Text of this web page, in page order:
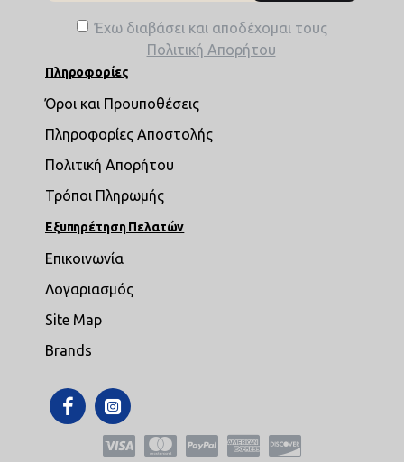
Έχω διαβάσει και αποδέχομαι τους
Πολιτική Απορήτου
Πληροφορίες
Όροι και Προυποθέσεις
Πληροφορίες Αποστολής
Πολιτική Απορήτου
Τρόποι Πληρωμής
Εξυπηρέτηση Πελατών
Επικοινωνία
Λογαριασμός
Site Map
Brands